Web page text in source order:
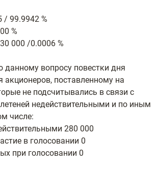
/ 99.9942 %
%
000 /0.0006 %
данному вопросу повестки дня
акционеров, поставленному на
не подсчитывались в связи с
недействительными и по иным
числе:
280 000
в голосовании 0
при голосовании 0